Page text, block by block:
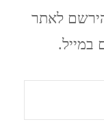
לאתר
במייל.